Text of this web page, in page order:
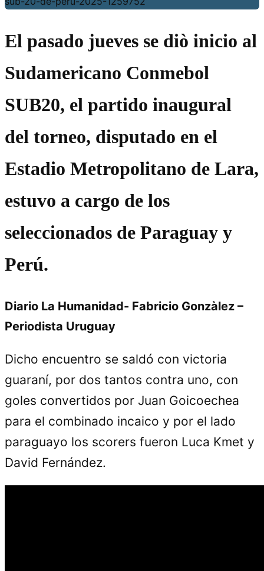
El pasado jueves se diò inicio al
Sudamericano Conmebol
SUB20, el partido inaugural
del torneo, disputado en el
Estadio Metropolitano de Lara,
estuvo a cargo de los
seleccionados de Paraguay y
Perú.
Diario La Humanidad- Fabricio Gonzàlez –
Periodista Uruguay
Dicho encuentro se saldó con victoria
guaraní, por dos tantos contra uno, con
goles convertidos por Juan Goicoechea
para el combinado incaico y por el lado
paraguayo los scorers fueron Luca Kmet y
David Fernández.